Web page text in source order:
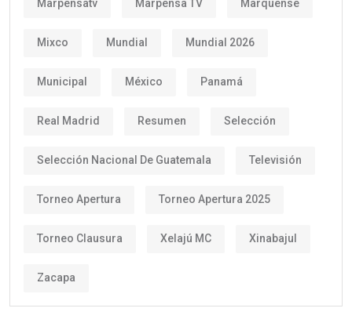
Marpensatv Marpensa TV Marquense
Mixco Mundial Mundial 2026
Municipal México Panamá
Real Madrid Resumen Selección
Selección Nacional De Guatemala Televisión
Torneo Apertura Torneo Apertura 2025
Torneo Clausura Xelajú MC Xinabajul
Zacapa